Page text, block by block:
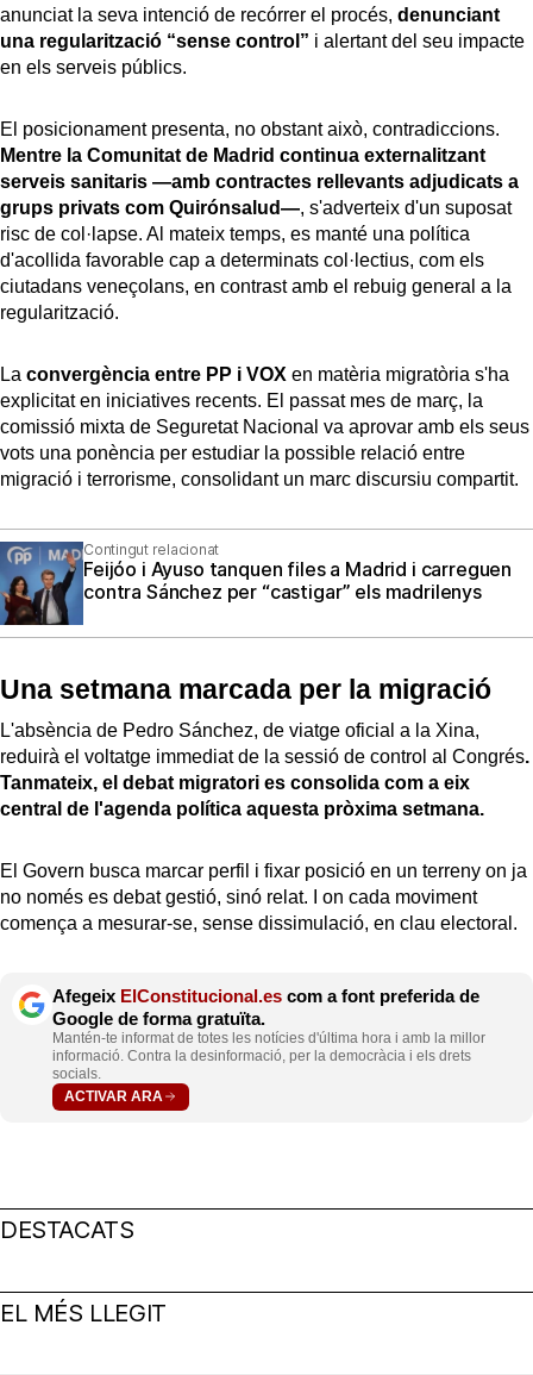
anunciat la seva intenció de recórrer el procés, denunciant
una regularització “sense control” i alertant del seu impacte
en els serveis públics.
El posicionament presenta, no obstant això, contradiccions.
Mentre la Comunitat de Madrid continua externalitzant
serveis sanitaris —amb contractes rellevants adjudicats a
grups privats com Quirónsalud—, s'adverteix d'un suposat
risc de col·lapse. Al mateix temps, es manté una política
d'acollida favorable cap a determinats col·lectius, com els
ciutadans veneçolans, en contrast amb el rebuig general a la
regularització.
La convergència entre PP i VOX en matèria migratòria s'ha
explicitat en iniciatives recents. El passat mes de març, la
comissió mixta de Seguretat Nacional va aprovar amb els seus
vots una ponència per estudiar la possible relació entre
migració i terrorisme, consolidant un marc discursiu compartit.
Contingut relacionat
Feijóo i Ayuso tanquen files a Madrid i carreguen
contra Sánchez per “castigar” els madrilenys
Una setmana marcada per la migració
L'absència de Pedro Sánchez, de viatge oficial a la Xina,
reduirà el voltatge immediat de la sessió de control al Congrés.
Tanmateix, el debat migratori es consolida com a eix
central de l'agenda política aquesta pròxima setmana.
El Govern busca marcar perfil i fixar posició en un terreny on ja
no només es debat gestió, sinó relat. I on cada moviment
comença a mesurar-se, sense dissimulació, en clau electoral.
Afegeix ElConstitucional.es com a font preferida de
Google de forma gratuïta.
Mantén-te informat de totes les notícies d'última hora i amb la millor
informació. Contra la desinformació, per la democràcia i els drets
socials.
ACTIVAR ARA
DESTACATS
EL MÉS LLEGIT